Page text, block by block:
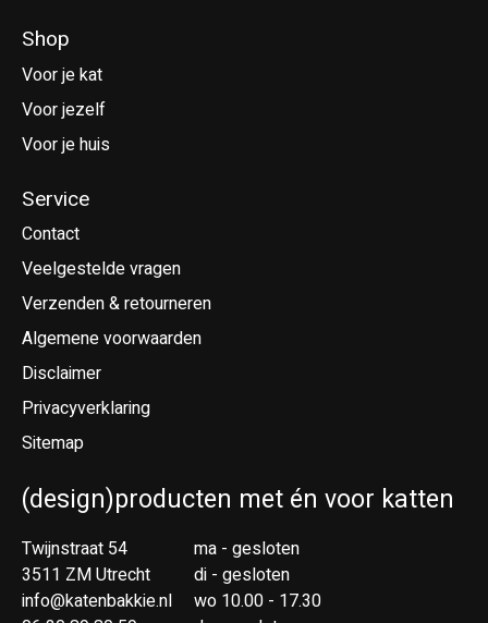
Shop
Voor je kat
Voor jezelf
Voor je huis
Service
Contact
Veelgestelde vragen
Verzenden & retourneren
Algemene voorwaarden
Disclaimer
Privacyverklaring
Sitemap
(design)producten met én voor katten
Twijnstraat 54
3511 ZM Utrecht
info@katenbakkie.nl
ma - gesloten
di - gesloten
wo 10.00 - 17.30